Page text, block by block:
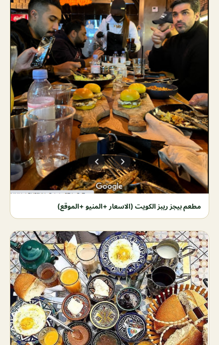
مطعم بيجز ريبز الكويت (الاسعار +المنيو +الموقع)